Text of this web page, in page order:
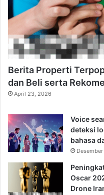
Berita Properti
dan Beli serta
April 23, 2026
Voice
deteksi
bahasa
Oscar
Drone